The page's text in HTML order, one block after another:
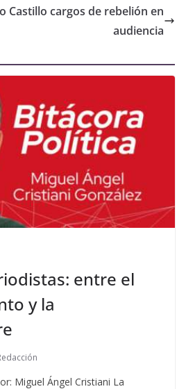
Castillo cargos de rebelión en
audiencia
entre el
y la
Miguel Ángel Cristiani La